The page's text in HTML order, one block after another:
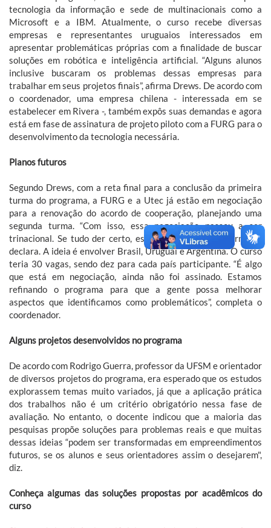
tecnologia da informação e sede de multinacionais como a
Microsoft e a IBM. Atualmente, o curso recebe diversas
empresas e representantes uruguaios interessados em
apresentar problemáticas próprias com a finalidade de buscar
soluções em robótica e inteligência artificial. “Alguns alunos
inclusive buscaram os problemas dessas empresas para
trabalhar em seus projetos finais”, afirma Drews. De acordo com
o coordenador, uma empresa chilena - interessada em se
estabelecer em Rivera -, também expôs suas demandas e agora
está em fase de assinatura de projeto piloto com a FURG para o
desenvolvimento da tecnologia necessária.
Planos futuros
Segundo Drews, com a reta final para a conclusão da primeira
turma do programa, a FURG e a Utec já estão em negociação
para a renovação do acordo de cooperação, planejando uma
segunda turma. “Com isso, essa negociação passou a ser
trinacional. Se tudo der certo, este será pioneiro no formato”,
declara. A ideia é envolver Brasil, Uruguai e Argentina. O curso
teria 30 vagas, sendo dez para cada país participante. “É algo
que está em negociação, ainda não foi assinado. Estamos
refinando o programa para que a gente possa melhorar
aspectos que identificamos como problemáticos”, completa o
coordenador.
Alguns projetos desenvolvidos no programa
De acordo com Rodrigo Guerra, professor da UFSM e orientador
de diversos projetos do programa, era esperado que os estudos
explorassem temas muito variados, já que a aplicação prática
dos trabalhos não é um critério obrigatório nessa fase de
avaliação. No entanto, o docente indicou que a maioria das
pesquisas propõe soluções para problemas reais e que muitas
dessas ideias “podem ser transformadas em empreendimentos
futuros, se os alunos e seus orientadores assim o desejarem",
diz.
Conheça algumas das soluções propostas por acadêmicos do
curso